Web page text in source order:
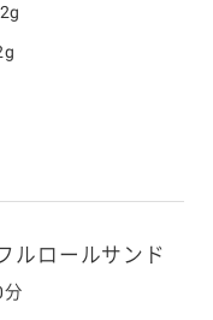
ルロールサンド
分